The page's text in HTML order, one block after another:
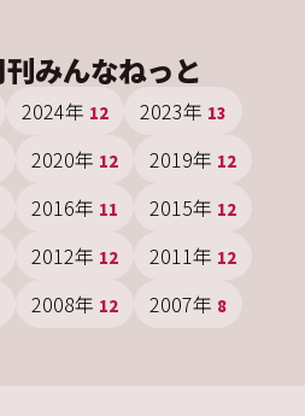
みんなねっと
2024年 12 2023年 13
2020年 12 2019年 12
2016年 11 2015年 12
2012年 12 2011年 12
2008年 12 2007年 8